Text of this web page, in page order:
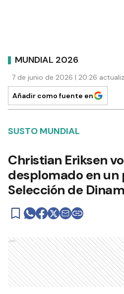
MUNDIAL 2026
7 de junio de 2026 | 20:26
Añadir como fuente en
SUSTO MUNDIAL
Christian Eriksen
desplomado en un
Selección de
Ads